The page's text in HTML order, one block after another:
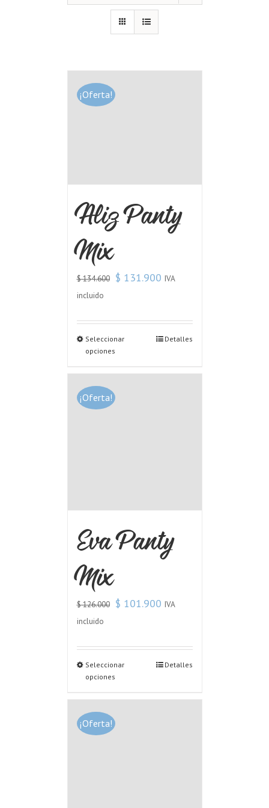
¡Oferta!
Aliz Panty
Mix
$134.600 $ 131.900 IVA
incluido
Seleccionar
opciones
Detalles
¡Oferta!
Eva Panty
Mix
$126.000 $ 101.900 IVA
incluido
Seleccionar
opciones
Detalles
¡Oferta!